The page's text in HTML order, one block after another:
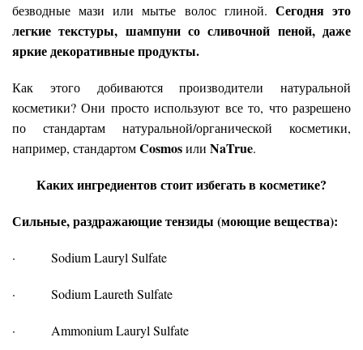
безводные мази или мытье волос глиной. Сегодня это
легкие текстуры, шампуни со сливочной пеной, даже
яркие декоративные продукты.
Как этого добиваются производители натуральной
косметики? Они просто используют все то, что разрешено
по стандартам натуральной/органической косметики,
например, стандартомCosmosили NaTrue.
Каких ингредиентов стоит избегать в косметике?
Сильные, раздражающие тензиды (моющие вещества):
· Sodium Lauryl Sulfate
· Sodium Laureth Sulfate
· Ammonium Lauryl Sulfate